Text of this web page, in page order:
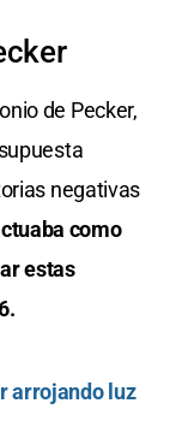
de Pecker,
negativas
como
estas
arrojando luz